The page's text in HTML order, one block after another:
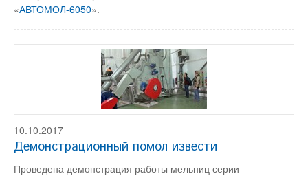
«АВТОМОЛ-6050».
10.10.2017
Демонстрационный помол извести
Проведена демонстрация работы мельниц серии